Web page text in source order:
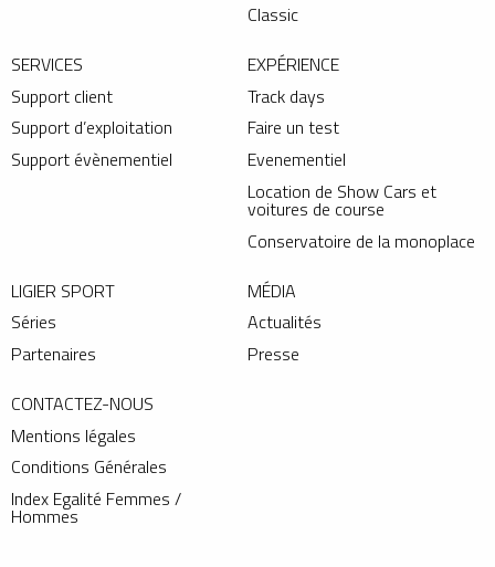
Classic
SERVICES
Support client
Support d’exploitation
Support évènementiel
EXPÉRIENCE
Track days
Faire un test
Evenementiel
Location de Show Cars et
voitures de course
Conservatoire de la monoplace
LIGIER SPORT
Séries
Partenaires
MÉDIA
Actualités
Presse
CONTACTEZ-NOUS
Mentions légales
Conditions Générales
Index Egalité Femmes /
Hommes